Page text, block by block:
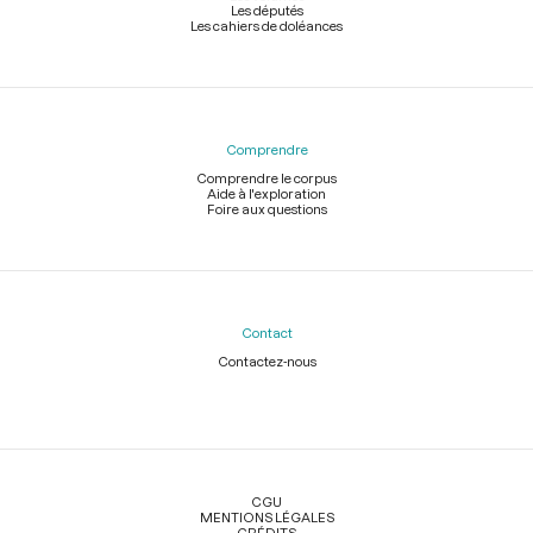
Les députés
Les cahiers de doléances
Comprendre
Comprendre le corpus
Aide à l'exploration
Foire aux questions
Contact
Contactez-nous
Légal
CGU
MENTIONS LÉGALES